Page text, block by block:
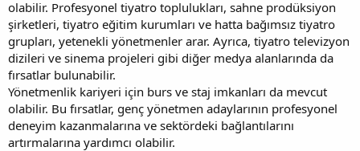
olabilir. Profesyonel tiyatro toplulukları, sahne prodüksiyon
şirketleri, tiyatro eğitim kurumları ve hatta bağımsız tiyatro
grupları, yetenekli yönetmenler arar. Ayrıca, tiyatro televizyon
dizileri ve sinema projeleri gibi diğer medya alanlarında da
fırsatlar bulunabilir.
Yönetmenlik kariyeri için burs ve staj imkanları da mevcut
olabilir. Bu fırsatlar, genç yönetmen adaylarının profesyonel
deneyim kazanmalarına ve sektördeki bağlantılarını
artırmalarına yardımcı olabilir.